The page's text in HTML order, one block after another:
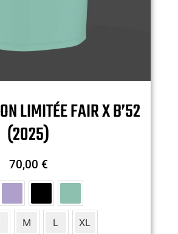
LIMITÉE FAIR X B’52
(2025)
70,00 €
M L XL